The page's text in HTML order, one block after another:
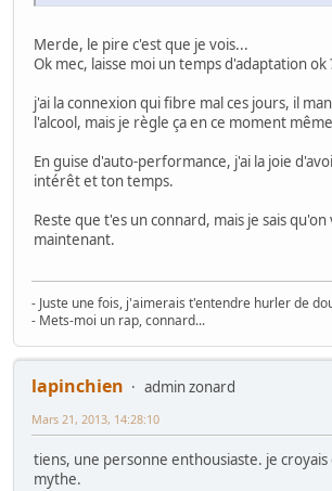
Merde, le pire c'est que je vois...
Ok mec, laisse moi un temps d'adaptation ok
j'ai la connexion qui fibre mal ces jours, il
l'alcool, mais je règle ça en ce moment
En guise d'auto-performance, j'ai la joie
intérêt et ton temps.
Reste que t'es un connard, mais je sais
maintenant.
- Juste une fois, j'aimerais t'entendre hurler de
- Mets-moi un rap, connard...
lapinchien
admin zonard
Mars 21, 2013, 14:28:10
tiens, une personne enthousiaste. je croyais
mythe.